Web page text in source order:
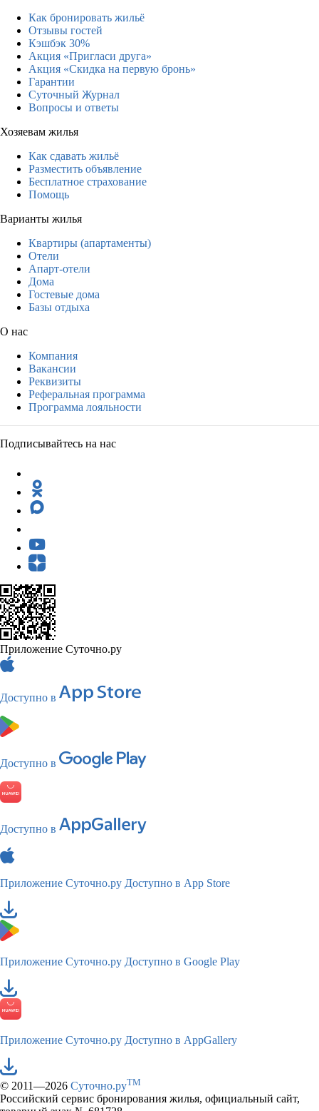
Как бронировать жильё
Отзывы гостей
Кэшбэк 30%
Акция «Пригласи друга»
Акция «Скидка на первую бронь»
Гарантии
Суточный Журнал
Вопросы и ответы
Хозяевам жилья
Как сдавать жильё
Разместить объявление
Бесплатное страхование
Помощь
Варианты жилья
Квартиры (апартаменты)
Отели
Апарт-отели
Дома
Гостевые дома
Базы отдыха
О нас
Компания
Вакансии
Реквизиты
Реферальная программа
Программа лояльности
Подписывайтесь на нас
Приложение Суточно.ру
Доступно в
Доступно в
Доступно в
Приложение Суточно.ру Доступно в App Store
Приложение Суточно.ру Доступно в Google Play
Приложение Суточно.ру Доступно в AppGallery
© 2011—2026 Суточно.руTM
Российский сервис бронирования жилья, официальный сайт,